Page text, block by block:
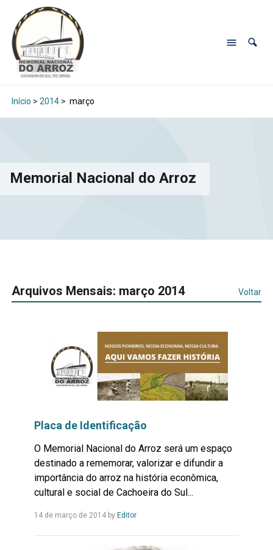
Início > 2014> março
Memorial Nacional do Arroz
Arquivos Mensais: março 2014 Voltar
Placa de Identificação
O Memorial Nacional do Arroz será um espaço
destinado a rememorar, valorizar e difundir a
importância do arroz na história econômica,
cultural e social de Cachoeira do Sul...
14 de março de 2014by EditorLeia